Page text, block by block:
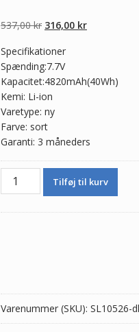
baseret på
kundebedømmel
537,00kr Den
pris
var:
537,00 kr.
316,00 krDen
316,00 kr.
Specifikationer
Spænding:7.7V
Kapacitet:4820mAh(40Wh)
Kemi: Li-ion
Varetype: ny
Farve: sort
Garanti: 3 måneders
Ægte
batteri
2B1
antal
Tilføj til kurv
Varenummer (SKU): SL10526-